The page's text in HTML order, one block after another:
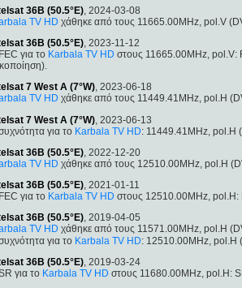
36B (50.5°E) , 2024-03-08
TV HD χάθηκε από τους 11665.00MHz, pol.V
36B (50.5°E), 2023-11-12
για το Karbala TV HD στους 11665.00MHz, pol.V:
7 West A (7°W), 2023-06-18
TV HD χάθηκε από τους 11449.41MHz, pol.H
7 West A (7°W) , 2023-06-13
για το Karbala TV HD: 11449.41MHz, pol.H
36B (50.5°E) , 2022-12-20
TV HD χάθηκε από τους 12510.00MHz, pol.H
36B (50.5°E), 2021-01-11
για το Karbala TV HD στους 12510.00MHz,
36B (50.5°E), 2019-04-05
TV HD χάθηκε από τους 11571.00MHz, pol.H
για το Karbala TV HD: 12510.00MHz, pol.H
36B (50.5°E), 2019-03-24
για το Karbala TV HD στους 11680.00MHz, pol.H: